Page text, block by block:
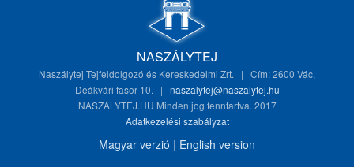
NASZÁLYTEJ
Naszálytej Tejfeldolgozó és Kereskedelmi Zrt. | Cím: 2600 Vác,
Deákvári fasor 10. | naszalytej@naszalytej.hu
NASZALYTEJ.HU Minden jog fenntartva. 2017
Adatkezelési szabályzat
Magyar verzió | English version